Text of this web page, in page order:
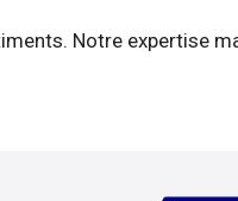
Notre expertise